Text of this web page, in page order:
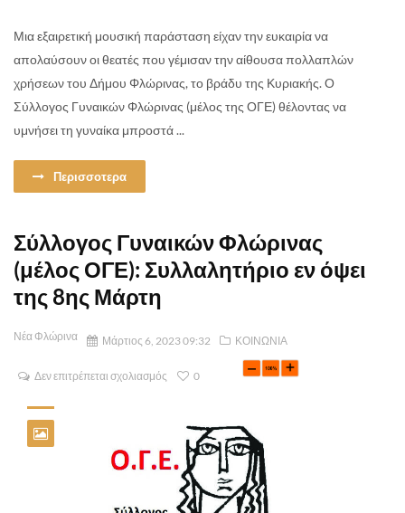
Μια εξαιρετική μουσική παράσταση είχαν την ευκαιρία να
απολαύσουν οι θεατές που γέμισαν την αίθουσα πολλαπλών
χρήσεων του Δήμου Φλώρινας, το βράδυ της Κυριακής. Ο
Σύλλογος Γυναικών Φλώρινας (μέλος της ΟΓΕ) θέλοντας να
υμνήσει τη γυναίκα μπροστά ...
Περισσοτερα
Σύλλογος Γυναικών Φλώρινας
(μέλος ΟΓΕ): Συλλαλητήριο εν όψει
της 8ης Μάρτη
Νέα Φλώρινα Μάρτιος 6, 2023 09:32 ΚΟΙΝΩΝΙΑ
Δεν επιτρέπεται σχολιασμός 0